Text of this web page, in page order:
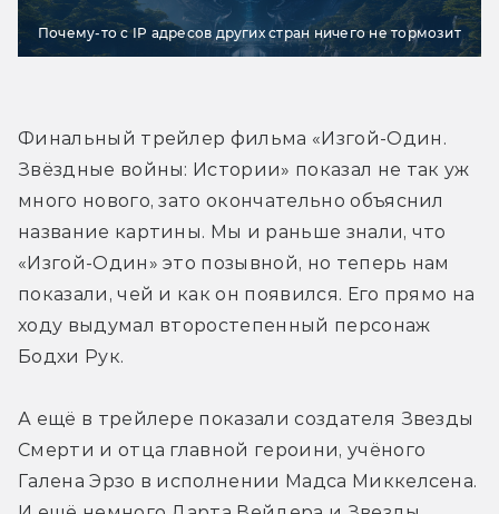
Почему-то с IP адресов других стран ничего не тормозит
Финальный трейлер фильма «Изгой-Один.
Звёздные войны: Истории» показал не так уж
много нового, зато окончательно объяснил
название картины. Мы и раньше знали, что
«Изгой-Один» это позывной, но теперь нам
показали, чей и как он появился. Его прямо на
ходу выдумал второстепенный персонаж
Бодхи Рук.
А ещё в трейлере показали создателя Звезды
Смерти и отца главной героини, учёного
Галена Эрзо в исполнении Мадса Миккелсена.